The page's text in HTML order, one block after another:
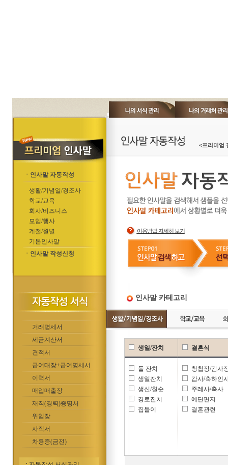
ㆍ인사말 자동작성
생활/기념일/경조사
학교/교육
회사/비즈니스
모임/행사
계절/월별
기본인사말
ㆍ인사말 작성신청
거래명세서
세금계산서
견적서
급여대장+급여명세서
이력서
매입매출장
재직(경력)증명서
위임장
사직서
차용증(금전)
<프리미엄
이용방법 자세히 보기
인사말 카테고리
생일/잔치
돌 잔치
생일잔치
생신/칠순
경로잔치
집들이
결혼식
청첩장/감사
감사/축하인
주례사/축사
예단편지
결혼관련